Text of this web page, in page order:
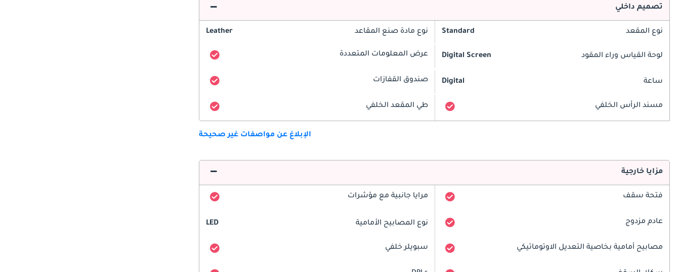
تصميم داخلي
نوع المقعد Standard نوع مادة صنع المقاعد Leather
لوحة القياس وراء المقود Digital Screen عرض المعلومات المتعددة
ساعة Digital صندوق القفازات
مسند الرأس الخلفي طي المقعد الخلفي
الإبلاغ عن مواصفات غير صحيحة
مزايا خارجية
فتحة سقف مرايا جانبية مع مؤشرات
عادم مزدوج نوع المصابيح الأمامية LED
مصابيح أمامية بخاصية التعديل الاوتوماتيكي سبويلر خلفي